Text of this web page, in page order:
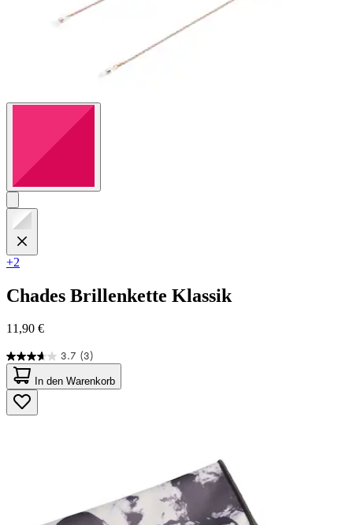
+2
Chades Brillenkette Klassik
11,90 €
3.7 (3)
3.7
von
5
Sternen.
3
In den Warenkorb